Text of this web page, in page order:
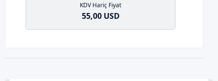
KDV Hariç Fiyat
55,00 USD